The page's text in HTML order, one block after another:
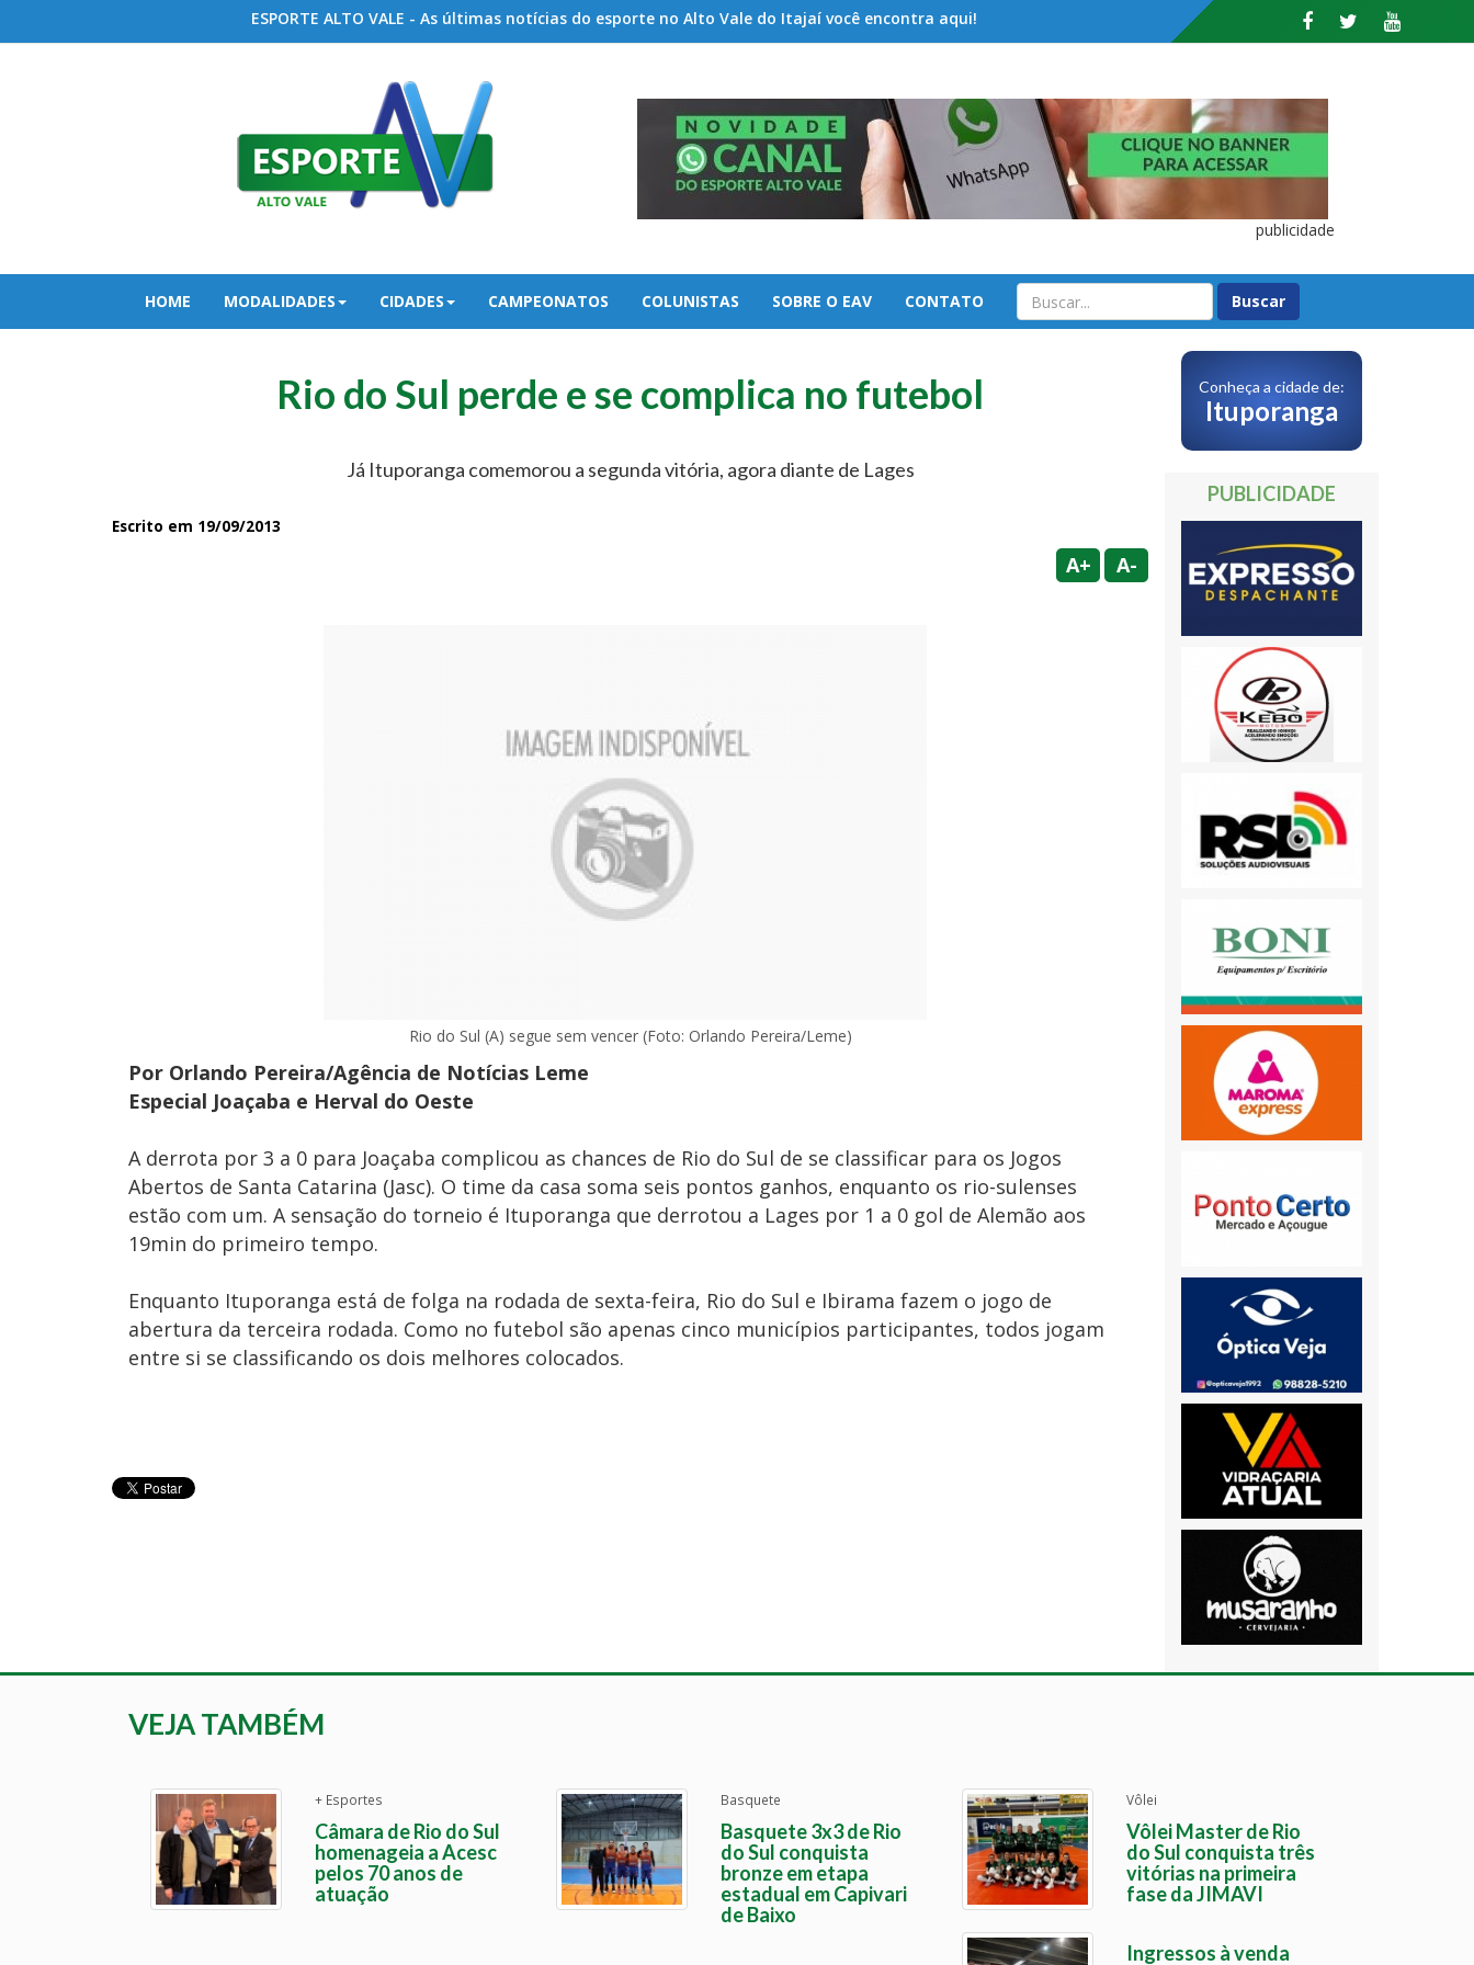
ESPORTE ALTO VALE - As últimas notícias do esporte no Alto Vale do Itajaí você encontra aqui!
publicidade
HOME MODALIDADES CIDADES CAMPEONATOS COLUNISTAS SOBRE O EAV CONTATO
Rio do Sul perde e se complica no futebol
Já Ituporanga comemorou a segunda vitória, agora diante de Lages
Escrito em 19/09/2013
A+ A-
Rio do Sul (A) segue sem vencer (Foto: Orlando Pereira/Leme)
Por Orlando Pereira/Agência de Notícias Leme
Especial Joaçaba e Herval do Oeste
A derrota por 3 a 0 para Joaçaba complicou as chances de Rio do Sul de se classificar para os Jogos
Abertos de Santa Catarina (Jasc). O time da casa soma seis pontos ganhos, enquanto os rio-sulenses
estão com um. A sensação do torneio é Ituporanga que derrotou a Lages por 1 a 0 gol de Alemão aos
19min do primeiro tempo.
Enquanto Ituporanga está de folga na rodada de sexta-feira, Rio do Sul e Ibirama fazem o jogo de
abertura da terceira rodada. Como no futebol são apenas cinco municípios participantes, todos jogam
entre si se classificando os dois melhores colocados.
Conheça a cidade de:
Ituporanga
PUBLICIDADE
VEJA TAMBÉM
+ Esportes
Câmara de Rio do Sul
homenageia a Acesc
pelos 70 anos de
atuação
Basquete
Basquete 3x3 de Rio
do Sul conquista
bronze em etapa
estadual em Capivari
de Baixo
Vôlei
Vôlei Master de Rio
do Sul conquista três
vitórias na primeira
fase da JIMAVI
Ingressos à venda